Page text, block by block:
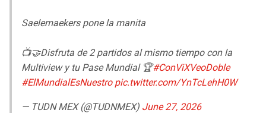
Saelemaekers pone la manita
📺🤝Disfruta de 2 partidos al mismo tiempo con la
Multiview y tu Pase Mundial 🏆#ConViXVeoDoble
#ElMundialEsNuestro pic.twitter.com/YnTcLehH0W
— TUDN MEX (@TUDNMEX) June 27, 2026